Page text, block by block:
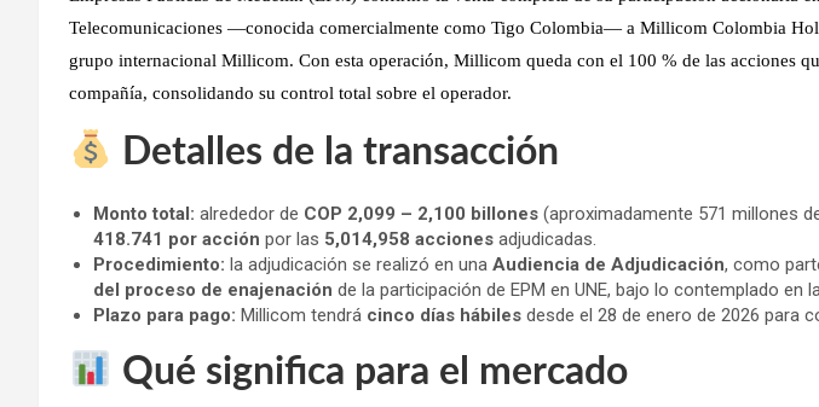
Telecomunicaciones —conocida comercialmente como Tigo Colombia— a Millicom Colombia
grupo internacional Millicom. Con esta operación, Millicom queda con el 100 % de las acciones
compañía, consolidando su control total sobre el operador.
Detalles de la transacción
Monto total: alrededor de COP 2,099 – 2,100 billones (aproximadamente 571 millones
418.741 por acción por las 5,014,958 acciones adjudicadas.
Procedimiento: la adjudicación se realizó en una Audiencia de Adjudicación, como
del proceso de enajenación de la participación de EPM en UNE, bajo lo contemplado en
Plazo para pago: Millicom tendrá cinco días hábiles desde el 28 de enero de 2026 para
Qué significa para el mercado